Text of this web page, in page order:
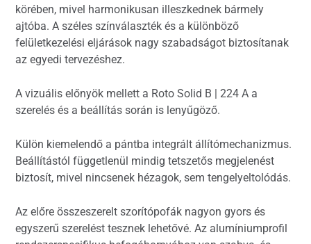
körében, mivel harmonikusan illeszkednek bármely
ajtóba. A széles színválaszték és a különböző
felületkezelési eljárások nagy szabadságot biztosítanak
az egyedi tervezéshez.
A vizuális előnyök mellett a Roto Solid B | 224 A a
szerelés és a beállítás során is lenyűgöző.
Külön kiemelendő a pántba integrált állítómechanizmus.
Beállítástól függetlenül mindig tetszetős megjelenést
biztosít, mivel nincsenek hézagok, sem tengelyeltolódás.
Az előre összeszerelt szorítópofák nagyon gyors és
egyszerű szerelést tesznek lehetővé. Az alumíniumprofil